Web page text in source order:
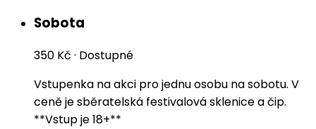
Sobota
350 Kč · Dostupné
Vstupenka na akci pro jednu osobu na sobotu. V
ceně je sběratelská festivalová sklenice a čip.
**Vstup je 18+**